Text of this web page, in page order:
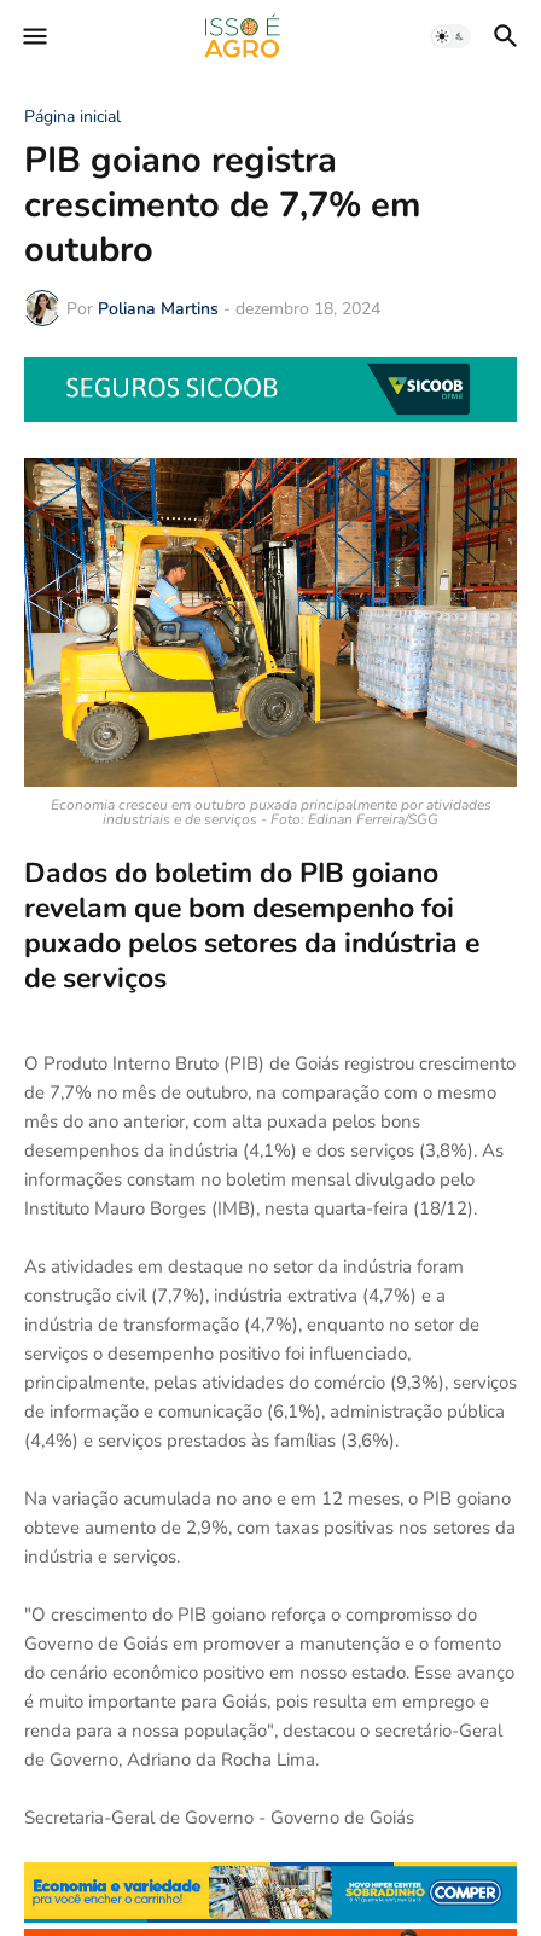
Página inicial
PIB goiano registra
crescimento de 7,7% em
outubro
Por Poliana Martins - dezembro 18, 2024
Economia cresceu em outubro puxada principalmente por atividades
industriais e de serviços - Foto: Edinan Ferreira/SGG
Dados do boletim do PIB goiano
revelam que bom desempenho foi
puxado pelos setores da indústria e
de serviços
O Produto Interno Bruto (PIB) de Goiás registrou crescimento
de 7,7% no mês de outubro, na comparação com o mesmo
mês do ano anterior, com alta puxada pelos bons
desempenhos da indústria (4,1%) e dos serviços (3,8%). As
informações constam no boletim mensal divulgado pelo
Instituto Mauro Borges (IMB), nesta quarta-feira (18/12).
As atividades em destaque no setor da indústria foram
construção civil (7,7%), indústria extrativa (4,7%) e a
indústria de transformação (4,7%), enquanto no setor de
serviços o desempenho positivo foi influenciado,
principalmente, pelas atividades do comércio (9,3%), serviços
de informação e comunicação (6,1%), administração pública
(4,4%) e serviços prestados às famílias (3,6%).
Na variação acumulada no ano e em 12 meses, o PIB goiano
obteve aumento de 2,9%, com taxas positivas nos setores da
indústria e serviços.
"O crescimento do PIB goiano reforça o compromisso do
Governo de Goiás em promover a manutenção e o fomento
do cenário econômico positivo em nosso estado. Esse avanço
é muito importante para Goiás, pois resulta em emprego e
renda para a nossa população", destacou o secretário-Geral
de Governo, Adriano da Rocha Lima.
Secretaria-Geral de Governo - Governo de Goiás